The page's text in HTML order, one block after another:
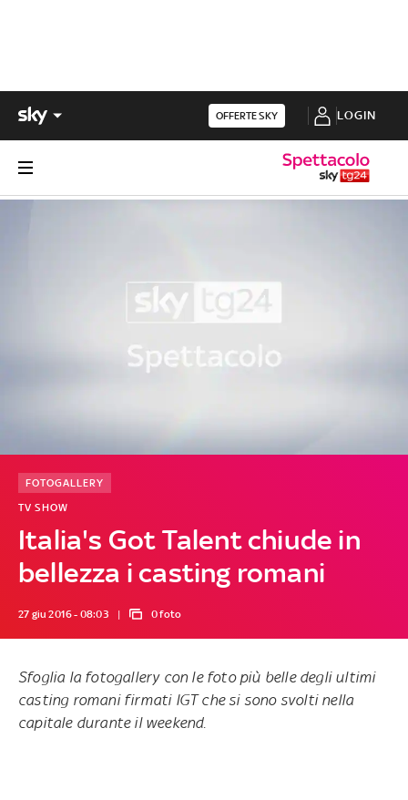
OFFERTE SKY LOGIN
Italia's Got Talent chiude in
bellezza i casting romani
TV SHOW
FOTOGALLERY
27 giu 2016 - 08:03 0 foto
Sfoglia la fotogallery con le foto più belle degli ultimi
casting romani firmati IGT che si sono svolti nella
capitale durante il weekend.